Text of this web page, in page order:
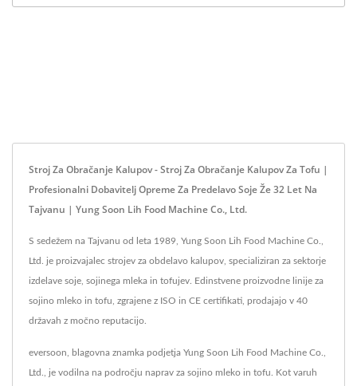
Stroj Za Obračanje Kalupov - Stroj Za Obračanje Kalupov Za Tofu |
Profesionalni Dobavitelj Opreme Za Predelavo Soje Že 32 Let Na
Tajvanu | Yung Soon Lih Food Machine Co., Ltd.
S sedežem na Tajvanu od leta 1989, Yung Soon Lih Food Machine Co.,
Ltd. je proizvajalec strojev za obdelavo kalupov, specializiran za sektorje
izdelave soje, sojinega mleka in tofujev. Edinstvene proizvodne linije za
sojino mleko in tofu, zgrajene z ISO in CE certifikati, prodajajo v 40
državah z močno reputacijo.
eversoon, blagovna znamka podjetja Yung Soon Lih Food Machine Co.,
Ltd., je vodilna na področju naprav za sojino mleko in tofu. Kot varuh